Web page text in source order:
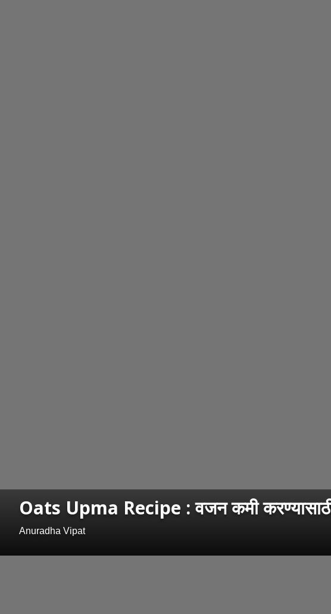
Oats Upma Recipe : वजन कमी
Anuradha Vipat